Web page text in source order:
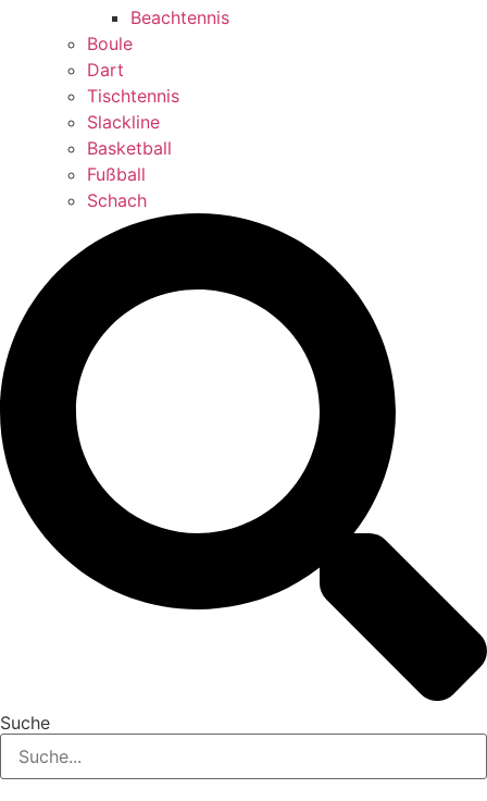
Beachtennis
Boule
Dart
Tischtennis
Slackline
Basketball
Fußball
Schach
Suche